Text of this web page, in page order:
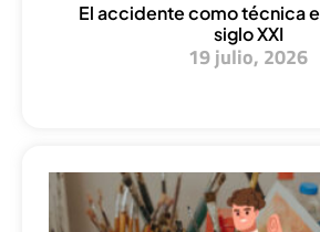
El accidente como técnica
siglo XXI
19 julio, 2026